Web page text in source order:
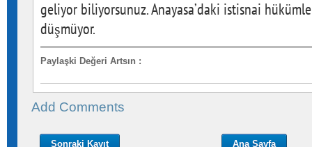
geliyor biliyorsunuz. Anayasa’daki istisnai
düşmüyor.
Paylaşki Değeri Artsın :
Add Comments
Sonraki Kayıt
Ana Sayfa